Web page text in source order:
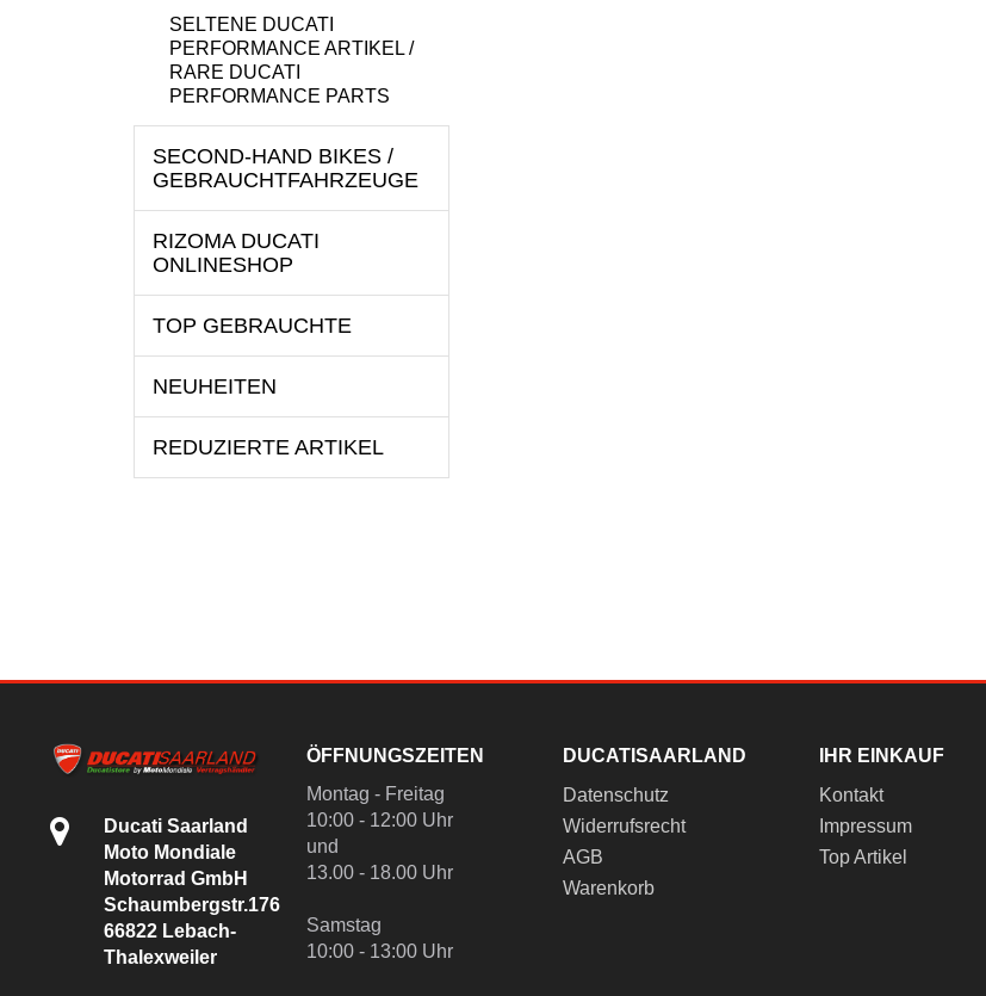
SELTENE DUCATI
PERFORMANCE ARTIKEL /
RARE DUCATI
PERFORMANCE PARTS
SECOND-HAND BIKES /
GEBRAUCHTFAHRZEUGE
RIZOMA DUCATI
ONLINESHOP
TOP GEBRAUCHTE
NEUHEITEN
REDUZIERTE ARTIKEL
Ducati Saarland
Moto Mondiale
Motorrad GmbH
Schaumbergstr.176
66822 Lebach-
Thalexweiler
ÖFFNUNGSZEITEN
Montag - Freitag
10:00 - 12:00 Uhr
und
13.00 - 18.00 Uhr
Samstag
10:00 - 13:00 Uhr
DUCATISAARLAND
Datenschutz
Widerrufsrecht
AGB
Warenkorb
IHR EINKAUF
Kontakt
Impressum
Top Artikel